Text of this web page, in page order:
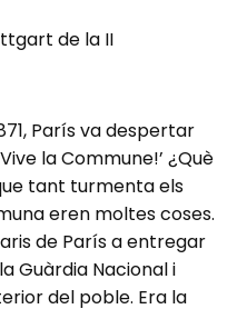
de la II
París va despertar
la Commune!’ ¿Què
tant turmenta els
eren moltes coses.
de París a entregar
Guàrdia Nacional i
del poble. Era la